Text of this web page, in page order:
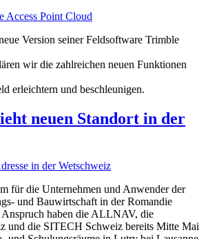
Version seiner Feldsoftware Trimble
wir die zahlreichen neuen Funktionen
erleichtern und beschleunigen.
neuen Standort in der
für die Unternehmen und Anwender der
und Bauwirtschaft in der Romandie
Anspruch haben die ALLNAV, die
und die SITECH Schweiz bereits Mitte Mai